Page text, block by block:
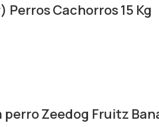
Cachorros 15 Kg
Zeedog Fruitz